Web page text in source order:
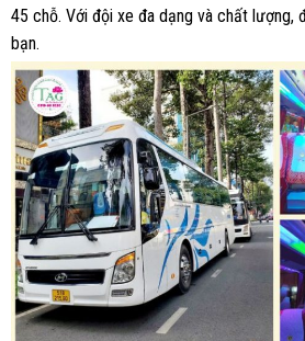
45 chỗ. Với đội xe đa dạng và chất lượng,
bạn.